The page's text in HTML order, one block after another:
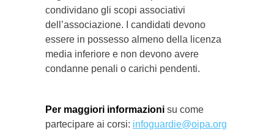
condividano gli scopi associativi
dell’associazione. I candidati devono
essere in possesso almeno della licenza
media inferiore e non devono avere
condanne penali o carichi pendenti.
Per maggiori informazioni su come
partecipare ai corsi: infoguardie@oipa.org